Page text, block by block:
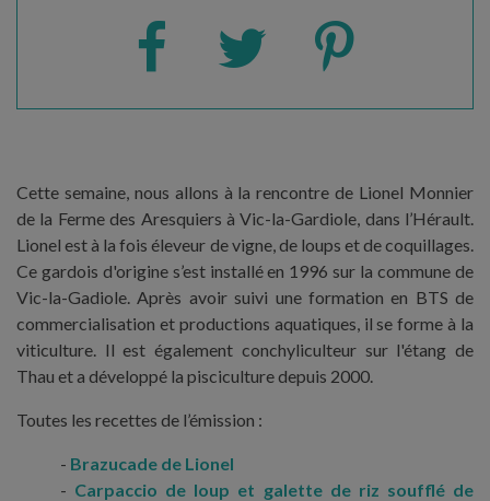
Cette semaine, nous allons à la rencontre de Lionel Monnier
de la Ferme des Aresquiers à Vic-la-Gardiole, dans l’Hérault.
Lionel est à la fois éleveur de vigne, de loups et de coquillages.
Ce gardois d'origine s’est installé en 1996 sur la commune de
Vic-la-Gadiole. Après avoir suivi une formation en BTS de
commercialisation et productions aquatiques, il se forme à la
viticulture. Il est également conchyliculteur sur l'étang de
Thau et a développé la pisciculture depuis 2000.
Toutes les recettes de l’émission :
Brazucade de Lionel
Carpaccio de loup et galette de riz soufflé de